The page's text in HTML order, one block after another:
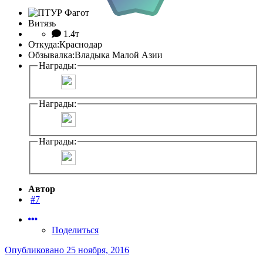
Витязь
1.4т
Откуда:Краснодар
Обзывалка:Владыка Малой Азии
Награды:
Награды:
Награды:
Автор
#7
Поделиться
Опубликовано 25 ноября, 2016